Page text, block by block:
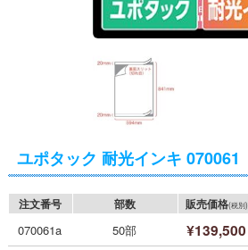
ユポタック 耐光インキ 070061
注文番号 部数 販売価格(税別)
070061a 50部 ¥139,500